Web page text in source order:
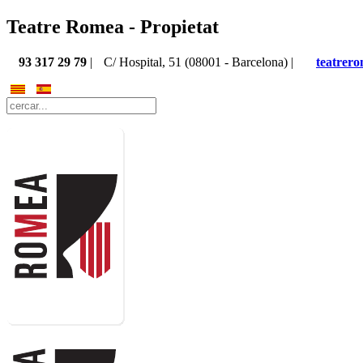
Teatre Romea - Propietat
93 317 29 79 | C/ Hospital, 51 (08001 - Barcelona) |